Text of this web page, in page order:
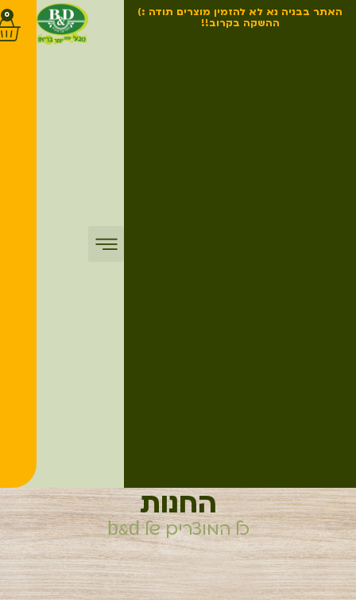
האתר בבניה נא לא להזמין מוצרים תודה :)
ההשקה בקרוב!!
0
החנות
כל המוצרים של b&d